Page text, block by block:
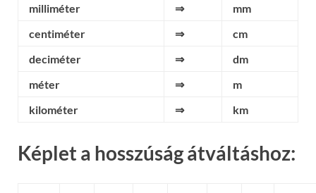
milliméter ⇒
mm
centiméter
⇒
cm
deciméter
⇒
dm
méter
⇒
m
kilométer
⇒ km
Képlet a hosszúság átváltáshoz: